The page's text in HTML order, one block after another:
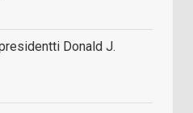
Donald J.